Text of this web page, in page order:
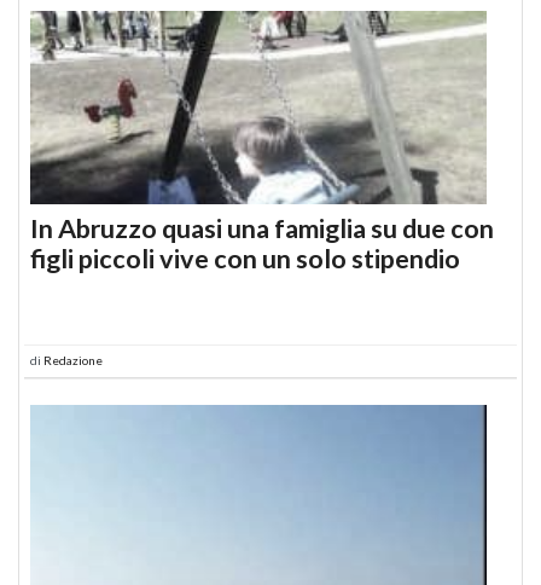
In Abruzzo quasi una famiglia su due con
figli piccoli vive con un solo stipendio
di Redazione